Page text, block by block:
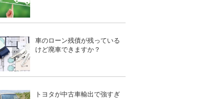
車のローン残債が残っている
けど廃車できますか？
トヨタが中古車輸出で強すぎ